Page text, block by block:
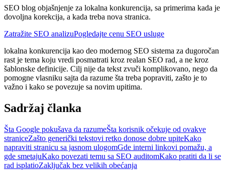
SEO blog objašnjenje za lokalna konkurencija, sa primerima kada je
dovoljna korekcija, a kada treba nova stranica.
Zatražite SEO analizuPogledajte cenu SEO usluge
lokalna konkurencija kao deo modernog SEO sistema za dugoročan
rast je tema koju vredi posmatrati kroz realan SEO rad, a ne kroz
šablonske definicije. Cilj nije da tekst zvuči komplikovano, nego da
pomogne vlasniku sajta da razume šta treba popraviti, zašto je to
važno i kako se povezuje sa novim upitima.
Sadržaj članka
Šta Google pokušava da razumeŠta korisnik očekuje od ovakve
straniceZašto generički tekstovi retko donose dobre upiteKako
napraviti stranicu sa jasnom ulogomGde interni linkovi pomažu, a
gde smetajuKako povezati temu sa SEO auditomKako pratiti da li se
rad isplatioZaključak bez velikih obećanja